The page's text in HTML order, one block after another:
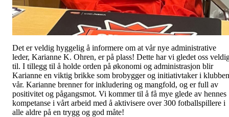
Det er veldig hyggelig å informere om at vår nye administrative
leder, Karianne K. Ohren, er på plass! Dette har vi gledet oss
til. I tillegg til å holde orden på økonomi og administrasjon blir
Karianne en viktig brikke som brobygger og initiativtaker i klubben
vår. Karianne brenner for inkludering og mangfold, og er full av
positivitet og pågangsmot. Vi kommer til å få mye glede av hennes
kompetanse i vårt arbeid med å aktivisere over 300 fotballspillere i
alle aldre på en trygg og god måte!